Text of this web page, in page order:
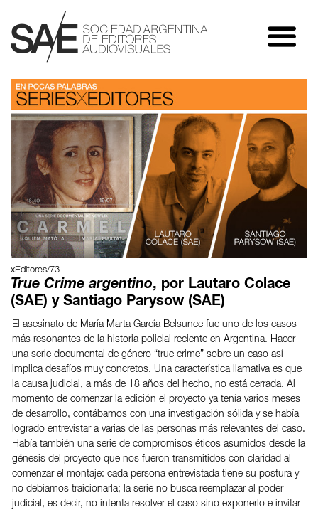
xEditores/73
True Crime argentino, por Lautaro Colace
(SAE) y Santiago Parysow (SAE)
El asesinato de María Marta García Belsunce fue uno de los casos
más resonantes de la historia policial reciente en Argentina. Hacer
una serie documental de género “true crime” sobre un caso así
implica desafíos muy concretos. Una característica llamativa es que
la causa judicial, a más de 18 años del hecho, no está cerrada. Al
momento de comenzar la edición el proyecto ya tenía varios meses
de desarrollo, contábamos con una investigación sólida y se había
logrado entrevistar a varias de las personas más relevantes del caso.
Había también una serie de compromisos éticos asumidos desde la
génesis del proyecto que nos fueron transmitidos con claridad al
comenzar el montaje: cada persona entrevistada tiene su postura y
no debíamos traicionarla; la serie no busca reemplazar al poder
judicial, es decir, no intenta resolver el caso sino exponerlo e invitar